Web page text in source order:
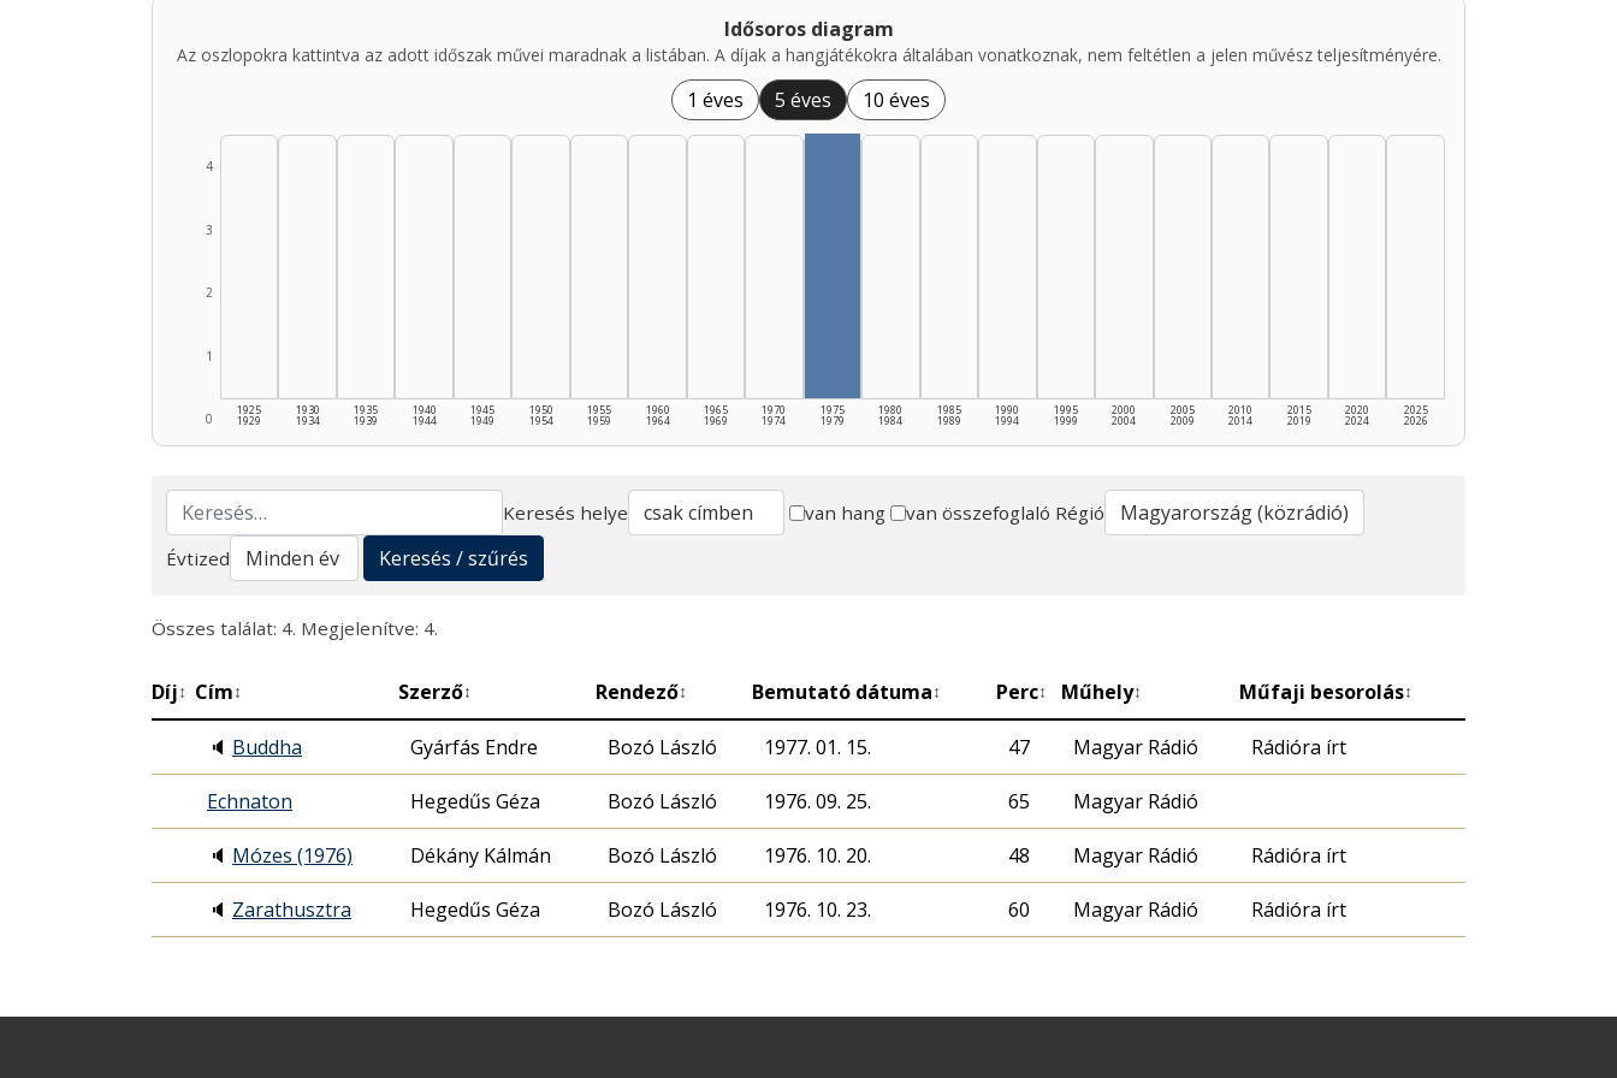
Idősoros diagram
Az oszlopokra kattintva az adott időszak művei maradnak a listában. A díjak a hangjátékokra általában vonatkoznak, nem feltétlen a jelen művész teljesítményére.
1 éves 5 éves 10 éves
0
1
2
3
4
1925
1929
1930
1934
1935
1939
1940
1944
1945
1949
1950
1954
1955
1959
1960
1964
1965
1969
1970
1974
1975
1979
1980
1984
1985
1989
1990
1994
1995
1999
2000
2004
2005
2009
2010
2014
2015
2019
2020
2024
2025
2026
Keresés
Keresés helye van hang van összefoglaló Régió
Évtized
Keresés / szűrés
Összes találat: 4. Megjelenítve: 4.
Díj↕ Cím↕ Szerző↕ Rendező↕ Bemutató dátuma↕ Perc↕ Műhely↕ Műfaji besorolás↕
🔈 Buddha Gyárfás Endre Bozó László 1977. 01. 15. 47 Magyar Rádió Rádióra írt
Echnaton Hegedűs Géza Bozó László 1976. 09. 25. 65 Magyar Rádió
🔈 Mózes (1976) Dékány Kálmán Bozó László 1976. 10. 20. 48 Magyar Rádió Rádióra írt
🔈 Zarathusztra Hegedűs Géza Bozó László 1976. 10. 23. 60 Magyar Rádió Rádióra írt